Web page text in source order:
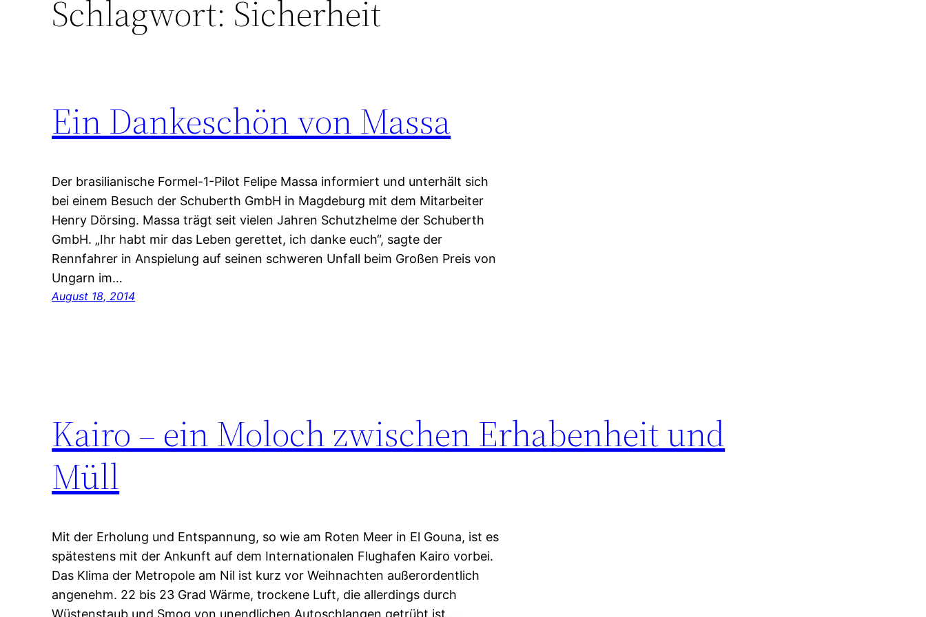
Schlagwort: Sicherheit
Ein Dankeschön von Massa
Der brasilianische Formel-1-Pilot Felipe Massa informiert und unterhält sich
bei einem Besuch der Schuberth GmbH in Magdeburg mit dem Mitarbeiter
Henry Dörsing. Massa trägt seit vielen Jahren Schutzhelme der Schuberth
GmbH. „Ihr habt mir das Leben gerettet, ich danke euch“, sagte der
Rennfahrer in Anspielung auf seinen schweren Unfall beim Großen Preis von
Ungarn im…
August 18, 2014
Kairo – ein Moloch zwischen Erhabenheit und
Müll
Mit der Erholung und Entspannung, so wie am Roten Meer in El Gouna, ist es
spätestens mit der Ankunft auf dem Internationalen Flughafen Kairo vorbei.
Das Klima der Metropole am Nil ist kurz vor Weihnachten außerordentlich
angenehm. 22 bis 23 Grad Wärme, trockene Luft, die allerdings durch
Wüstenstaub und Smog von unendlichen Autoschlangen getrübt ist.…